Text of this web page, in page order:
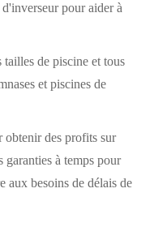
pour aider à
tailles de piscine et tous
et piscines de
obtenir des profits sur
garanties à temps pour
aux besoins de délais de